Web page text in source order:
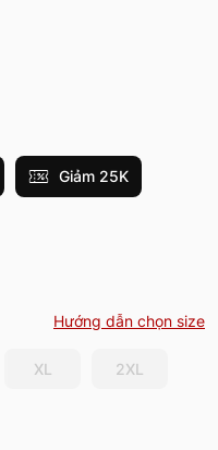
Giảm 25K
Hướng dẫn chọn size
XL 2XL